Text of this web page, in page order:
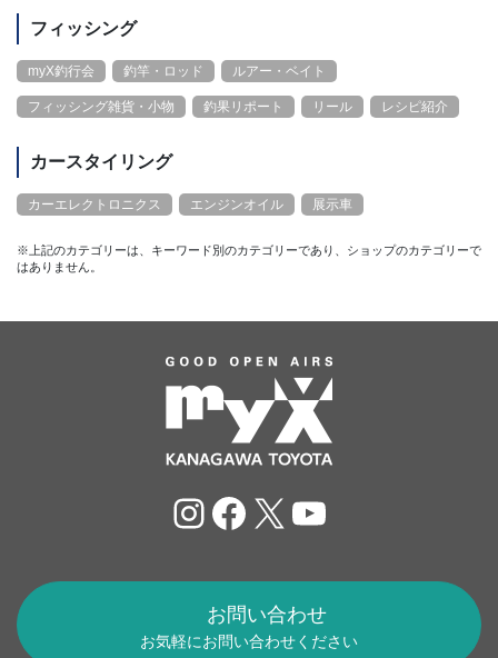
フィッシング
myX釣行会 釣竿・ロッド ルアー・ベイト
フィッシング雑貨・小物 釣果リポート リール レシピ紹介
カースタイリング
カーエレクトロニクス エンジンオイル 展示車
※上記のカテゴリーは、キーワード別のカテゴリーであり、ショップのカテゴリーで
はありません。
Instagram
Facebook
X YouTube
お問い合わせ
お気軽にお問い合わせください